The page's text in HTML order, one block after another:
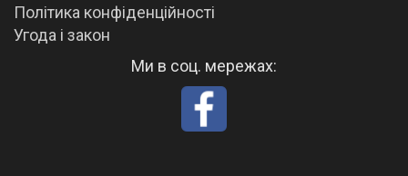
Політика конфіденційності
Угода і закон
Ми в соц. мережах: